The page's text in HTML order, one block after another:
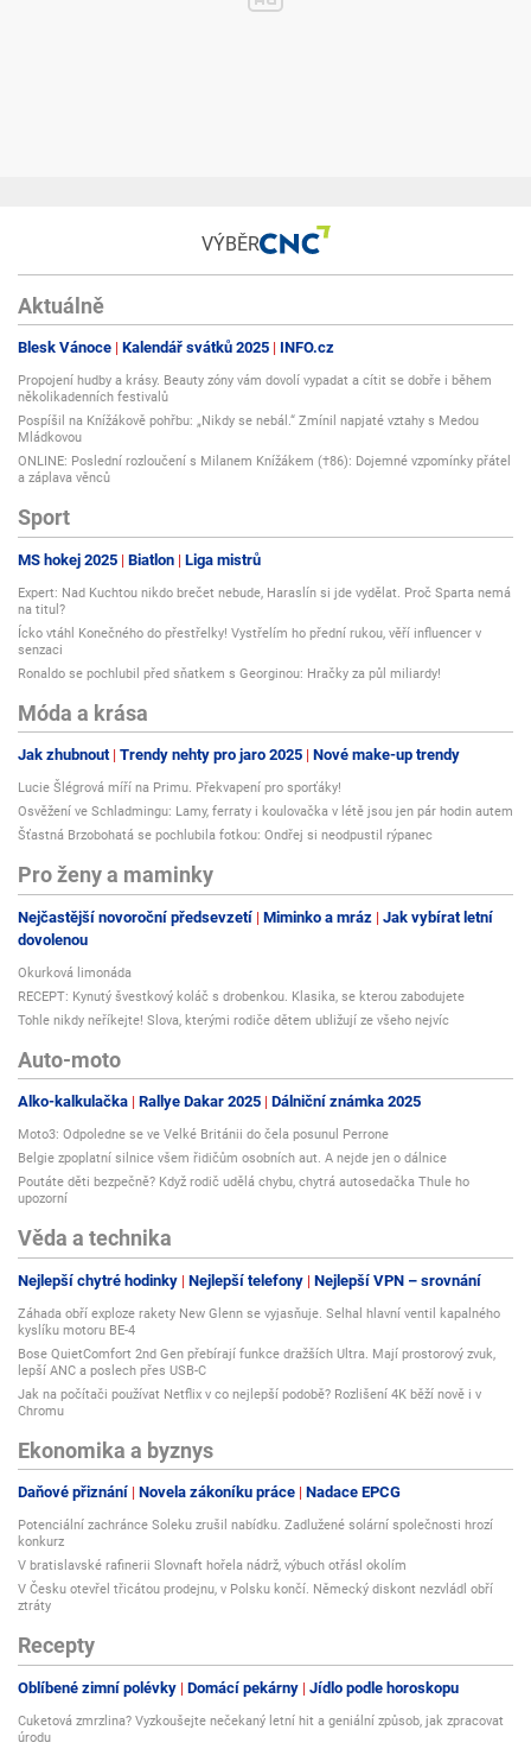
VÝBĚR
Aktuálně
Blesk Vánoce Kalendář svátků 2025 INFO.cz
Propojení hudby a krásy. Beauty zóny vám dovolí vypadat a cítit se dobře i během
několikadenních festivalů
Pospíšil na Knížákově pohřbu: „Nikdy se nebál.“ Zmínil napjaté vztahy s Medou
Mládkovou
ONLINE: Poslední rozloučení s Milanem Knížákem (†86): Dojemné vzpomínky přátel
a záplava věnců
Sport
MS hokej 2025 Biatlon Liga mistrů
Expert: Nad Kuchtou nikdo brečet nebude, Haraslín si jde vydělat. Proč Sparta nemá
na titul?
Ícko vtáhl Konečného do přestřelky! Vystřelím ho přední rukou, věří influencer v
senzaci
Ronaldo se pochlubil před sňatkem s Georginou: Hračky za půl miliardy!
Móda a krása
Jak zhubnout Trendy nehty pro jaro 2025 Nové make-up trendy
Lucie Šlégrová míří na Primu. Překvapení pro sporťáky!
Osvěžení ve Schladmingu: Lamy, ferraty i koulovačka v létě jsou jen pár hodin autem
Šťastná Brzobohatá se pochlubila fotkou: Ondřej si neodpustil rýpanec
Pro ženy a maminky
Nejčastější novoroční předsevzetí Miminko a mráz
Jak vybírat letní
dovolenou
Okurková limonáda
RECEPT: Kynutý švestkový koláč s drobenkou. Klasika, se kterou zabodujete
Tohle nikdy neříkejte! Slova, kterými rodiče dětem ubližují ze všeho nejvíc
Auto-moto
Alko-kalkulačka Rallye Dakar 2025 Dálniční známka 2025
Moto3: Odpoledne se ve Velké Británii do čela posunul Perrone
Belgie zpoplatní silnice všem řidičům osobních aut. A nejde jen o dálnice
Poutáte děti bezpečně? Když rodič udělá chybu, chytrá autosedačka Thule ho
upozorní
Věda a technika
Nejlepší chytré hodinky Nejlepší telefony Nejlepší VPN – srovnání
Záhada obří exploze rakety New Glenn se vyjasňuje. Selhal hlavní ventil kapalného
kyslíku motoru BE-4
Bose QuietComfort 2nd Gen přebírají funkce dražších Ultra. Mají prostorový zvuk,
lepší ANC a poslech přes USB-C
Jak na počítači používat Netflix v co nejlepší podobě? Rozlišení 4K běží nově i v
Chromu
Ekonomika a byznys
Daňové přiznání Novela zákoníku práce Nadace EPCG
Potenciální zachránce Soleku zrušil nabídku. Zadlužené solární společnosti hrozí
konkurz
V bratislavské rafinerii Slovnaft hořela nádrž, výbuch otřásl okolím
V Česku otevřel třicátou prodejnu, v Polsku končí. Německý diskont nezvládl obří
ztráty
Recepty
Oblíbené zimní polévky Domácí pekárny Jídlo podle horoskopu
Cuketová zmrzlina? Vyzkoušejte nečekaný letní hit a geniální způsob, jak zpracovat
úrodu